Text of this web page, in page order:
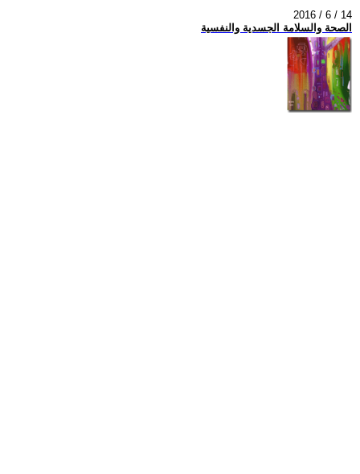
2016 / 6 / 14
الصحة والسلامة الجسدية والنفسية